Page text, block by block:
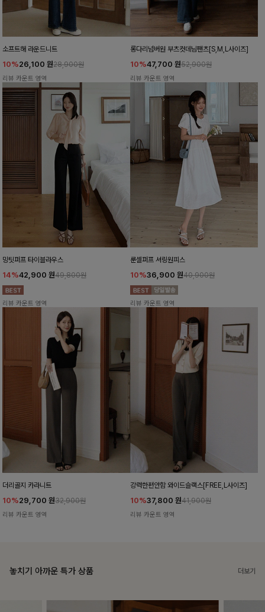
소프트해 라운드니트
10%26,100 원28,900원
리뷰 카운트 영역
롱다리넘버원 부츠컷데님팬츠[S,M,L사이즈]
10%47,700 원52,900원
리뷰 카운트 영역
밍팃퍼프 타이블라우스
14%42,900 원49,800원
리뷰 카운트 영역
룬셀퍼프 셔링원피스
10%36,900 원40,900원
리뷰 카운트 영역
더리골지 카라니트
10%29,700 원32,900원
리뷰 카운트 영역
강력한편안함 와이드슬랙스[FREE,L사이즈]
10%37,800 원41,900원
리뷰 카운트 영역
놓치기 아까운 특가 상품 더보기